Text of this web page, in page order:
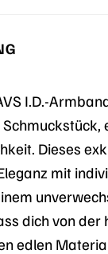
I.D.-
Dieses
mit
dich von der
edlen